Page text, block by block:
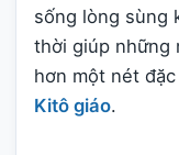
sống lòng sùng
thời giúp những
hơn một nét
Kitô giáo.